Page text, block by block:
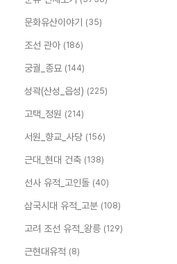
문화유산이야기 (35)
조선 관아 (186)
궁궐_종묘 (144)
성곽(산성_읍성) (225)
고택_정원 (214)
서원_향교_사당 (156)
근대_현대 건축 (138)
선사 유적_고인돌 (40)
삼국시대 유적_고분 (108)
고려 조선 유적_왕릉 (129)
근현대유적 (8)